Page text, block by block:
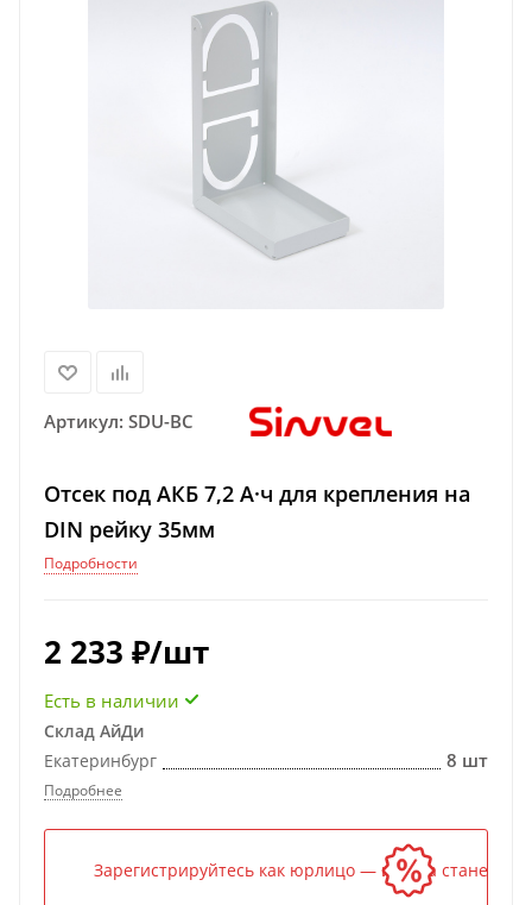
Артикул: SDU-BC
Отсек под АКБ 7,2 А·ч для крепления на
DIN рейку 35мм
Подробности
2 233 ₽/шт
Есть в наличии
Склад АйДи
Екатеринбург
8 шт
Подробнее
Зарегистрируйтесь как юрлицо — и цена станет